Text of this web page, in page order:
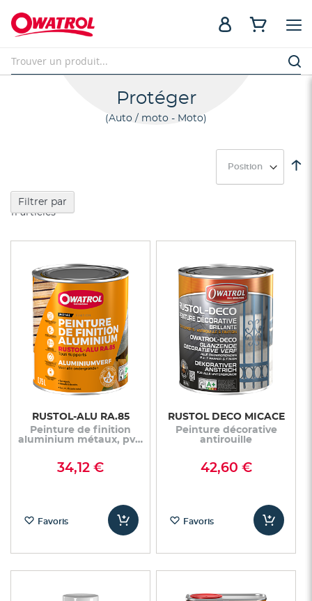
Protéger
Auto / moto - Moto
11articles
RUSTOL-ALU RA.85
Peinture de finition
aluminium métaux, pvc,
34,12 €
Favoris
RUSTOL DECO MICACE
Peinture décorative
antirouille
42,60 €
Favoris
Filtrer par